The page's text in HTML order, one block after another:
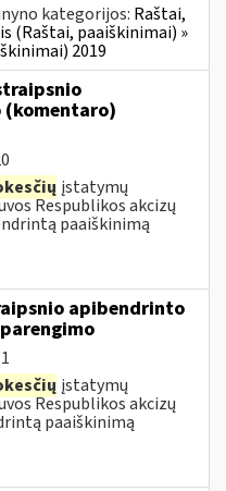
kategorijos: Raštai,
(Raštai, paaiškinimai) »
2019
įstatymų
Respublikos akcizų
paaiškinimą
apibendrinto
įstatymų
Respublikos akcizų
paaiškinimą